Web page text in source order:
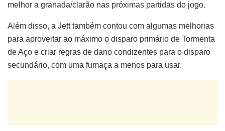
melhor a granada/clarão nas próximas partidas do jogo.
Além disso, a Jett também contou com algumas melhorias
para aproveitar ao máximo o disparo primário de Tormenta
de Aço e criar regras de dano condizentes para o disparo
secundário, com uma fumaça a menos para usar.